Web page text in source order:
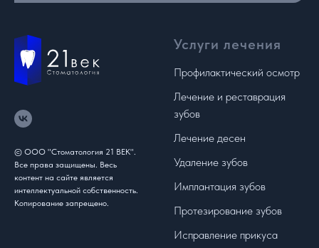
© ООО "Стоматология 21 ВЕК".
Все права защищены. Весь
контент на сайте является
интеллектуальной собственность.
Копирование запрещено.
Услуги лечения
Профилактический осмотр
Лечение и реставрация
зубов
Лечение десен
Удаление зубов
Имплантация зубов
Протезирование зубов
Исправление прикуса